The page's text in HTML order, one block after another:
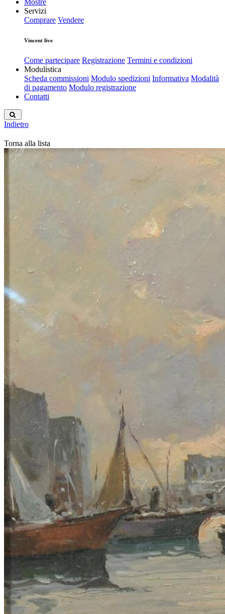
Mostre
Servizi
Comprare Vendere
Vincent live
Come partecipare Registrazione Termini e condizioni
Modulistica
Scheda commissioni Modulo spedizioni Informativa Modalità
di pagamento Modulo registrazione
Contatti
Indietro
Torna alla lista